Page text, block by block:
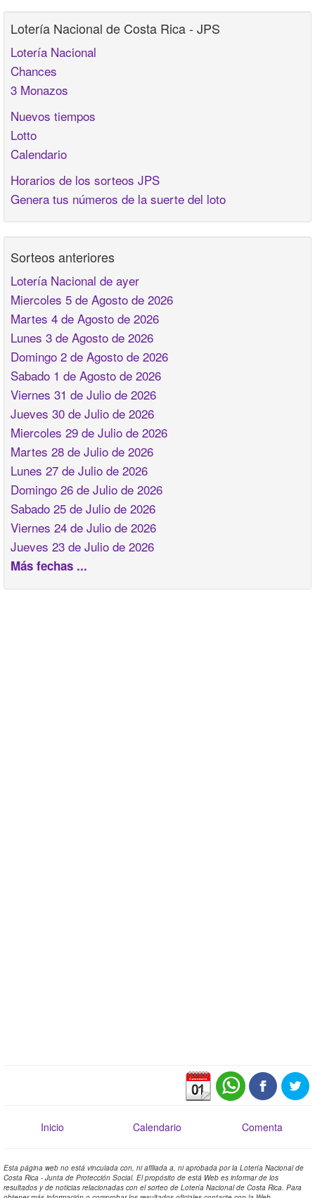
Lotería Nacional de Costa Rica - JPS
Lotería Nacional
Chances
3 Monazos
Nuevos tiempos
Lotto
Calendario
Horarios de los sorteos JPS
Genera tus números de la suerte del loto
Sorteos anteriores
Lotería Nacional de ayer
Miercoles 5 de Agosto de 2026
Martes 4 de Agosto de 2026
Lunes 3 de Agosto de 2026
Domingo 2 de Agosto de 2026
Sabado 1 de Agosto de 2026
Viernes 31 de Julio de 2026
Jueves 30 de Julio de 2026
Miercoles 29 de Julio de 2026
Martes 28 de Julio de 2026
Lunes 27 de Julio de 2026
Domingo 26 de Julio de 2026
Sabado 25 de Julio de 2026
Viernes 24 de Julio de 2026
Jueves 23 de Julio de 2026
Más fechas ...
Inicio Calendario Comenta
Esta página web no está vinculada con, ni afiliada a, ni aprobada por la Lotería Nacional de
Costa Rica - Junta de Protección Social. El propósito de está Web es informar de los
resultados y de noticias relacionadas con el sorteo de Lotería Nacional de Costa Rica. Para